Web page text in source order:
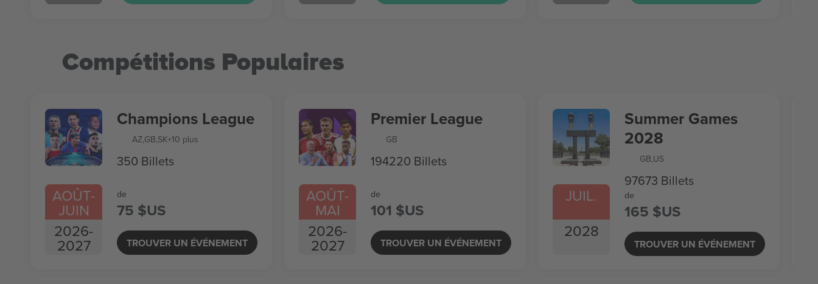
Compétitions Populaires
AOÛT-
JUIN
2026-
2027
Champions League
AZ,GB,SK+10 plus
350 Billets
de
75 $US
TROUVER UN ÉVÉNEMENT
AOÛT-
MAI
2026-
2027
Premier League
GB
194220 Billets
de
101 $US
TROUVER UN ÉVÉNEMENT
JUIL.
2028
Summer Games
2028
GB,US
97673 Billets
de
165 $US
TROUVER UN ÉVÉNEMENT